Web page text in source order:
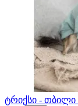
ტრიქსი - თბილი